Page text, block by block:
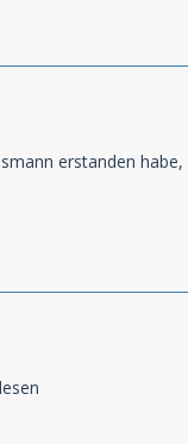
erstanden